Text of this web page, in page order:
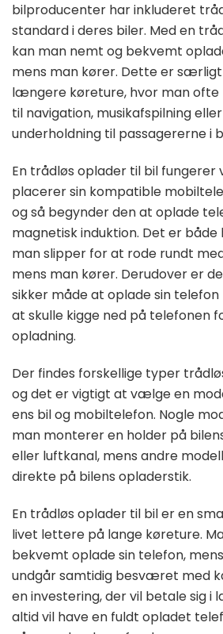
bilproducenter har inkluderet
standard i deres biler. Med en
kan man nemt og bekvemt
mens man kører. Dette er
længere køreture, hvor man ofte
til navigation, musikafspilning
underholdning til passagererne i
En trådløs oplader til bil fungerer
placerer sin kompatible
og så begynder den at oplade
magnetisk induktion. Det er
man slipper for at rode rundt
mens man kører. Derudover er
sikker måde at oplade sin
at skulle kigge ned på telefonen
opladning.
Der findes forskellige typer
og det er vigtigt at vælge en
ens bil og mobiltelefon. Nogle
man monterer en holder på
eller luftkanal, mens andre
direkte på bilens opladerstik.
En trådløs oplader til bil er en
livet lettere på lange køreture.
bekvemt oplade sin telefon,
undgår samtidig besværet med
en investering, der vil betale sig i
altid vil have en fuldt opladet